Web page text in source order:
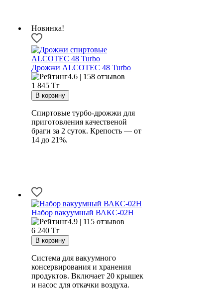
Новинка!
Дрожжи ALCOTEC 48 Turbo
4.6 | 158 отзывов
1 845 Тг
Спиртовые турбо-дрожжи для
приготовления качественой
браги за 2 суток. Крепость — от
14 до 21%.
Набор вакуумный ВАКС-02Н
4.9 | 115 отзывов
6 240 Тг
Система для вакуумного
консервирования и хранения
продуктов. Включает 20 крышек
и насос для откачки воздуха.